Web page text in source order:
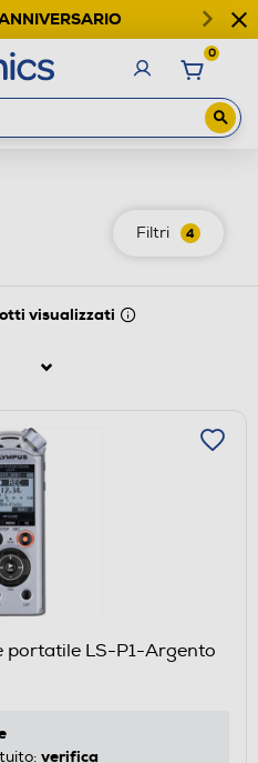
0
Filtri 4
visualizzati
portatile LS-P1-Argento
verifica